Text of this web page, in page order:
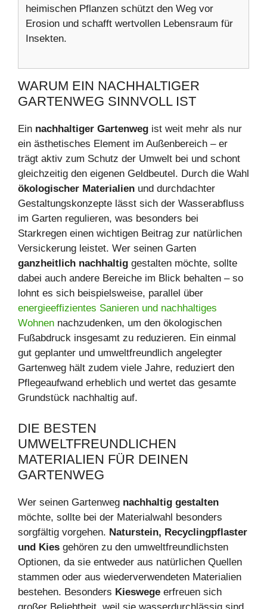
heimischen Pflanzen schützt den Weg vor
Erosion und schafft wertvollen Lebensraum für
Insekten.
WARUM EIN NACHHALTIGER
GARTENWEG SINNVOLL IST
Ein nachhaltiger Gartenweg ist weit mehr als nur
ein ästhetisches Element im Außenbereich – er
trägt aktiv zum Schutz der Umwelt bei und schont
gleichzeitig den eigenen Geldbeutel. Durch die Wahl
ökologischer Materialien und durchdachter
Gestaltungskonzepte lässt sich der Wasserabfluss
im Garten regulieren, was besonders bei
Starkregen einen wichtigen Beitrag zur natürlichen
Versickerung leistet. Wer seinen Garten
ganzheitlich nachhaltig gestalten möchte, sollte
dabei auch andere Bereiche im Blick behalten – so
lohnt es sich beispielsweise, parallel über
energieeffizientes Sanieren und nachhaltiges
Wohnen nachzudenken, um den ökologischen
Fußabdruck insgesamt zu reduzieren. Ein einmal
gut geplanter und umweltfreundlich angelegter
Gartenweg hält zudem viele Jahre, reduziert den
Pflegeaufwand erheblich und wertet das gesamte
Grundstück nachhaltig auf.
DIE BESTEN
UMWELTFREUNDLICHEN
MATERIALIEN FÜR DEINEN
GARTENWEG
Wer seinen Gartenweg nachhaltig gestalten
möchte, sollte bei der Materialwahl besonders
sorgfältig vorgehen. Naturstein, Recyclingpflaster
und Kies gehören zu den umweltfreundlichsten
Optionen, da sie entweder aus natürlichen Quellen
stammen oder aus wiederverwendeten Materialien
bestehen. Besonders Kieswege erfreuen sich